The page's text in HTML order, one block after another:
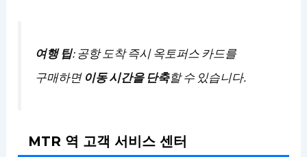
여행 팁: 공항 도착 즉시 옥토퍼스 카드를
구매하면 이동 시간을 단축할 수 있습니다.
MTR 역 고객 서비스 센터